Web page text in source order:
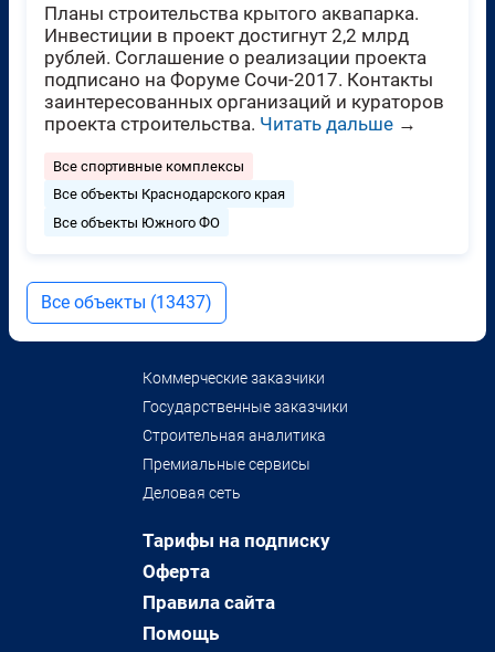
Планы строительства крытого аквапарка.
Инвестиции в проект достигнут 2,2 млрд
рублей. Соглашение о реализации проекта
подписано на Форуме Сочи-2017. Контакты
заинтересованных организаций и кураторов
проекта строительства. Читать дальше →
Все спортивные комплексы
Все объекты Краснодарского края
Все объекты Южного ФО
Все объекты (13437)
Коммерческие заказчики
Государственные заказчики
Строительная аналитика
Премиальные сервисы
Деловая сеть
Тарифы на подписку
Оферта
Правила сайта
Помощь